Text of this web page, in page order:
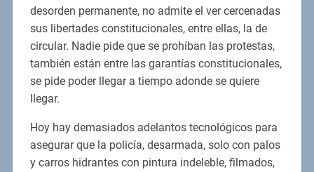
desorden permanente, no admite el ver cercenadas
sus libertades constitucionales, entre ellas, la de
circular. Nadie pide que se prohíban las protestas,
también están entre las garantías constitucionales,
se pide poder llegar a tiempo adonde se quiere
llegar.
Hoy hay demasiados adelantos tecnológicos para
asegurar que la policía, desarmada, solo con palos
y carros hidrantes con pintura indeleble, filmados,